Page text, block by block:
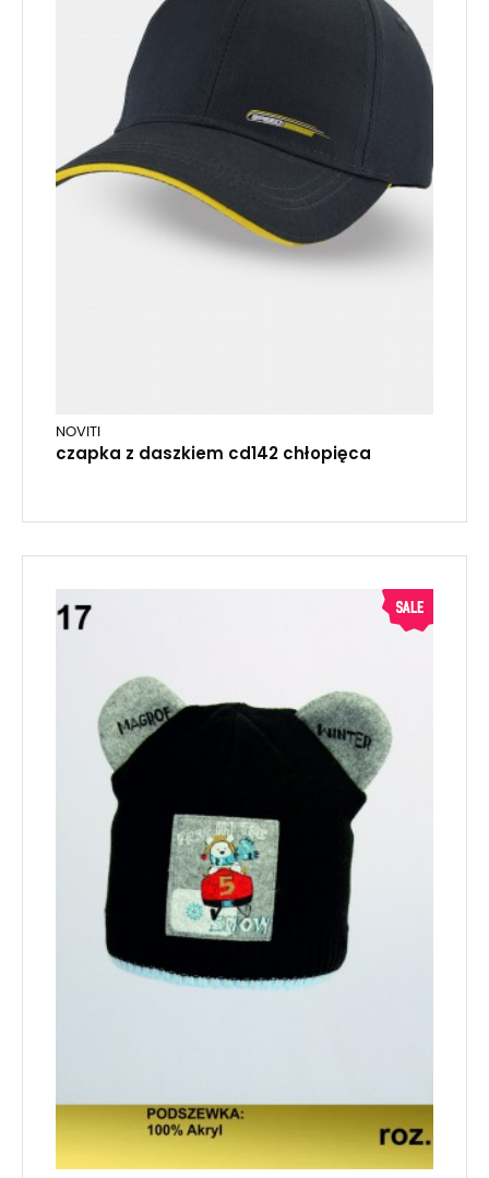
NOVITI
czapka z daszkiem cd142 chłopięca